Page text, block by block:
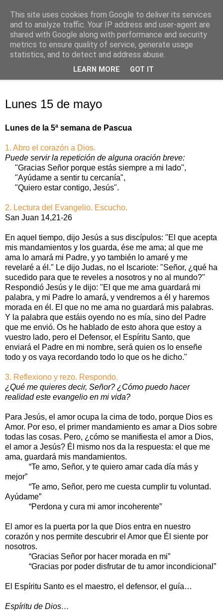
Oración personal
con el Evangelio de cada día
Lunes 15 de mayo
Lunes de la 5ª semana de Pascua
1. Abro el corazón a Dios.
Puede servir la repetición de alguna oración breve:
"Gracias Señor porque estás siempre a mi lado",
"Ayúdame a sentir tu cercanía",
"Quiero estar contigo, Jesús".
2. Lectura del Evangelio. Escucho.
San Juan 14,21-26
En aquel tiempo, dijo Jesús a sus discípulos: "El que acepta
mis mandamientos y los guarda, ése me ama; al que me
ama lo amará mi Padre, y yo también lo amaré y me
revelaré a él." Le dijo Judas, no el Iscariote: "Señor, ¿qué ha
sucedido para que te reveles a nosotros y no al mundo?"
Respondió Jesús y le dijo: "El que me ama guardará mi
palabra, y mi Padre lo amará, y vendremos a él y haremos
morada en él. El que no me ama no guardará mis palabras.
Y la palabra que estáis oyendo no es mía, sino del Padre
que me envió. Os he hablado de esto ahora que estoy a
vuestro lado, pero el Defensor, el Espíritu Santo, que
enviará el Padre en mi nombre, será quien os lo enseñe
todo y os vaya recordando todo lo que os he dicho."
3. Reflexiono y rezo. Respondo.
¿Qué me quieres decir, Señor? ¿Cómo puedo hacer
realidad este evangelio en mi vida?
Para Jesús, el amor ocupa la cima de todo, porque Dios es
Amor. Por eso, el primer mandamiento es amar a Dios sobre
todas las cosas. Pero, ¿cómo se manifiesta el amor a Dios,
el amor a Jesús? Él mismo nos da la respuesta: el que me
ama, guardará mis mandamientos.
“Te amo, Señor, y te quiero amar cada día más y
mejor”
“Te amo, Señor, pero me cuesta cumplir tu voluntad.
Ayúdame”
“Perdona y cura mi amor incoherente”
El amor es la puerta por la que Dios entra en nuestro
corazón y nos permite descubrir el Amor que Él siente por
nosotros.
“Gracias Señor por hacer morada en mi”
“Gracias por poder disfrutar de tu amor incondicional”
El Espíritu Santo es el maestro, el defensor, el guía…
Espíritu de Dios…
This site uses cookies from Google to deliver its services
and to analyze traffic. Your IP address and user-agent are
shared with Google along with performance and security
metrics to ensure quality of service, generate usage
statistics, and to detect and address abuse.
LEARN MORE GOT IT